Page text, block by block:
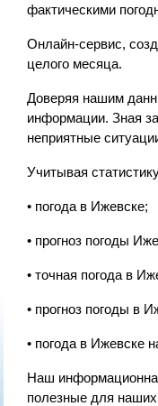
фактическими
Онлайн-сервис,
целого месяца.
Доверяя нашим
информации. Зная
неприятные
Учитывая
• погода в Ижевске;
• прогноз погоды
• точная погода в
• прогноз погоды в
• погода в Ижевске
Наш
полезные для наших